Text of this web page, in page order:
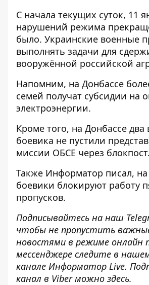
С начала текущих суток, 11
нарушений режима
было. Украинские военные
выполнять задачи для
вооружённой российской
Напомним, на Донбассе
семей получат субсидии на
электроэнергии.
Кроме того, на Донбассе два
боевика не пустили
миссии ОБСЕ через блокпост.
Также Информатор писал,
боевики блокируют работу
пропусков.
Подписывайтесь на наш
чтобы не пропустить
новостями в режиме онлайн
мессенджере следите в
канале Информатор Live.
канал в Viber можно здесь.